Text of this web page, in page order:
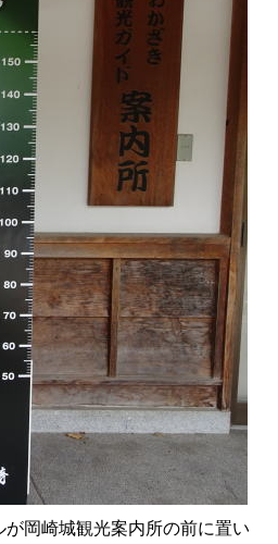
岡崎城観光案内所の前に置い